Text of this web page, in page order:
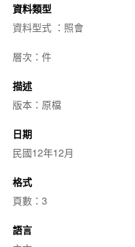
資料類型
資料型式 ：照會
層次：件
描述
版本：原檔
日期
民國12年12月
格式
頁數：3
語言